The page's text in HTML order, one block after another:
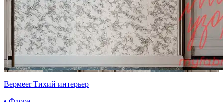
Вермeer Тихий интерьер